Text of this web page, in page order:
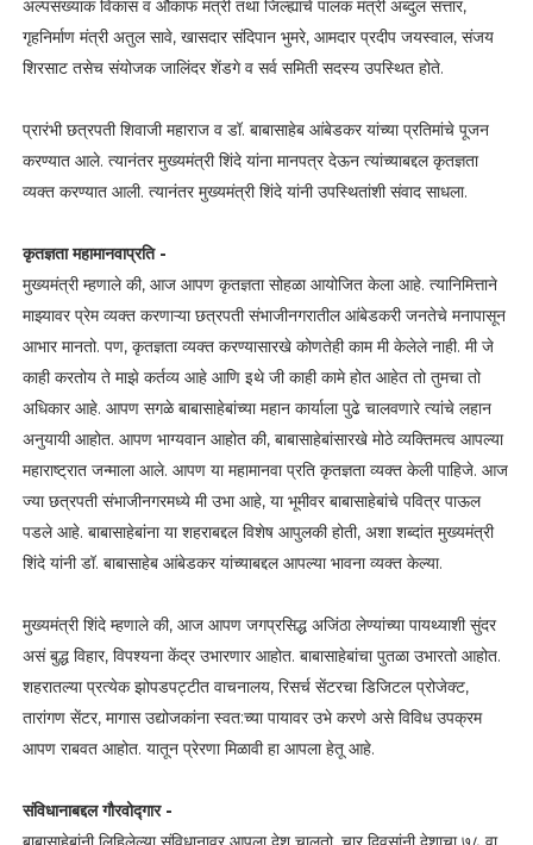
अल्पसंख्याक विकास व औकाफ मंत्री तथा जिल्ह्याचे पालक मंत्री अब्दुल सत्तार,
गृहनिर्माण मंत्री अतुल सावे, खासदार संदिपान भुमरे, आमदार प्रदीप जयस्वाल, संजय
शिरसाट तसेच संयोजक जालिंदर शेंडगे व सर्व समिती सदस्य उपस्थित होते.
प्रारंभी छत्रपती शिवाजी महाराज व डॉ. बाबासाहेब आंबेडकर यांच्या प्रतिमांचे पूजन
करण्यात आले. त्यानंतर मुख्यमंत्री शिंदे यांना मानपत्र देऊन त्यांच्याबद्दल कृतज्ञता
व्यक्त करण्यात आली. त्यानंतर मुख्यमंत्री शिंदे यांनी उपस्थितांशी संवाद साधला.
कृतज्ञता महामानवाप्रति -
मुख्यमंत्री म्हणाले की, आज आपण कृतज्ञता सोहळा आयोजित केला आहे. त्यानिमित्ताने
माझ्यावर प्रेम व्यक्त करणाऱ्या छत्रपती संभाजीनगरातील आंबेडकरी जनतेचे मनापासून
आभार मानतो. पण, कृतज्ञता व्यक्त करण्यासारखे कोणतेही काम मी केलेले नाही. मी जे
काही करतोय ते माझे कर्तव्य आहे आणि इथे जी काही कामे होत आहेत तो तुमचा तो
अधिकार आहे. आपण सगळे बाबासाहेबांच्या महान कार्याला पुढे चालवणारे त्यांचे लहान
अनुयायी आहोत. आपण भाग्यवान आहोत की, बाबासाहेबांसारखे मोठे व्यक्तिमत्व आपल्या
महाराष्ट्रात जन्माला आले. आपण या महामानवा प्रति कृतज्ञता व्यक्त केली पाहिजे. आज
ज्या छत्रपती संभाजीनगरमध्ये मी उभा आहे, या भूमीवर बाबासाहेबांचे पवित्र पाऊल
पडले आहे. बाबासाहेबांना या शहराबद्दल विशेष आपुलकी होती, अशा शब्दांत मुख्यमंत्री
शिंदे यांनी डॉ. बाबासाहेब आंबेडकर यांच्याबद्दल आपल्या भावना व्यक्त केल्या.
मुख्यमंत्री शिंदे म्हणाले की, आज आपण जगप्रसिद्ध अजिंठा लेण्यांच्या पायथ्याशी सुंदर
असं बुद्ध विहार, विपश्यना केंद्र उभारणार आहोत. बाबासाहेबांचा पुतळा उभारतो आहोत.
शहरातल्या प्रत्येक झोपडपट्टीत वाचनालय, रिसर्च सेंटरचा डिजिटल प्रोजेक्ट,
तारांगण सेंटर, मागास उद्योजकांना स्वत:च्या पायावर उभे करणे असे विविध उपक्रम
आपण राबवत आहोत. यातून प्रेरणा मिळावी हा आपला हेतू आहे.
संविधानाबद्दल गौरवोद्गार -